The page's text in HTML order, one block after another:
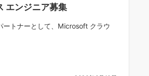
エンジニア募集
トナーとして、Microsoft クラウ